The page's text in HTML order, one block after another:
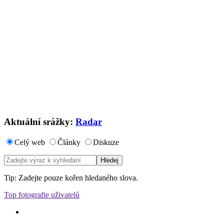
Aktuální srážky: Radar
Celý web Články Diskuze
Tip: Zadejte pouze kořen hledaného slova.
Top fotografie uživatelů